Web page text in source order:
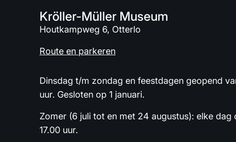
Kröller-Müller Museum
Houtkampweg 6, Otterlo
Route en parkeren
Dinsdag t/m zondag en feestdagen geopend
uur. Gesloten op 1 januari.
Zomer (6 juli tot en met 24 augustus): elke dag
17.00 uur.